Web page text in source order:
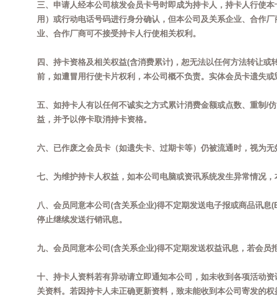
三、申请人经本公司核发会员卡号时即成为持卡人，持卡人行使
用）或行动电话号码进行身分确认，但本公司及关系企业、合作
业、合作厂商可不接受持卡人行使相关权利。
四、持卡资格及相关权益(含消费累计)，恕无法以任何方法转让
前，如遭冒用行使卡片权利，本公司概不负责。实体会员卡遗失
五、如持卡人有以任何不诚实之方式累计消费金额或点数、重制/
益，并予以停卡取消持卡资格。
六、已作废之会员卡（如遗失卡、过期卡等）仍被流通时，视为
七、为维护持卡人权益，如本公司电脑或资讯系统发生异常情况
八、会员同意本公司(含关系企业)得不定期发送电子报或商品讯
停止继续发送行销讯息。
九、会员同意本公司(含关系企业)得不定期发送权益讯息，若会员
十、持卡人资料若有异动请立即通知本公司，如未收到各项活动
关资料。若因持卡人未正确更新资料，致未能收到本公司寄发的